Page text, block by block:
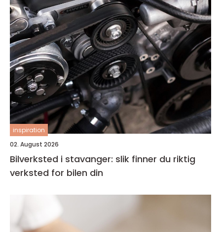
inspiration
02. August 2026
Bilverksted i stavanger: slik finner du riktig
verksted for bilen din